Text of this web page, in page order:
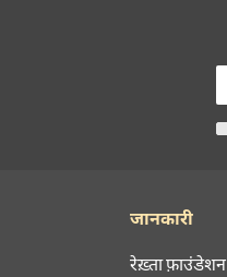
जानकारी
रेख़्ता फ़ाउंडेशन